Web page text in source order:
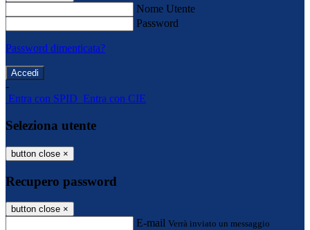
Nome Utente
Password
Password dimenticata?
-
Entra con SPID Entra con CIE
Seleziona utente
button close ×
Recupero password
button close ×
E-mail Verrà inviato un messaggio